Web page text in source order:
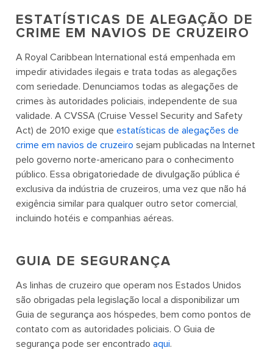
ESTATÍSTICAS DE ALEGAÇÃO DE
CRIME EM NAVIOS DE CRUZEIRO
A Royal Caribbean International está empenhada em
impedir atividades ilegais e trata todas as alegações
com seriedade. Denunciamos todas as alegações de
crimes às autoridades policiais, independente de sua
validade. A CVSSA (Cruise Vessel Security and Safety
Act) de 2010 exige que estatísticas de alegações de
crime em navios de cruzeiro sejam publicadas na Internet
pelo governo norte-americano para o conhecimento
público. Essa obrigatoriedade de divulgação pública é
exclusiva da indústria de cruzeiros, uma vez que não há
exigência similar para qualquer outro setor comercial,
incluindo hotéis e companhias aéreas.
GUIA DE SEGURANÇA
As linhas de cruzeiro que operam nos Estados Unidos
são obrigadas pela legislação local a disponibilizar um
Guia de segurança aos hóspedes, bem como pontos de
contato com as autoridades policiais. O Guia de
segurança pode ser encontrado aqui.